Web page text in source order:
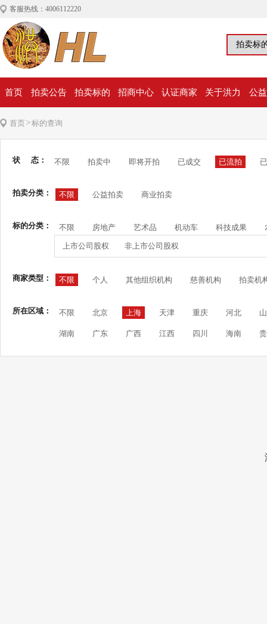
客服热线：4006112220
首页 拍卖公告 拍卖标的 招商中心 认证商家 关于洪力 公
首页>标的查询
状 态： 不限 拍卖中 即将开拍 已成交 已流拍
拍卖分类： 不限 公益拍卖 商业拍卖
标的分类： 不限 房地产 艺术品 机动车 科技成果
上市公司股权 非上市公司股权
商家类型： 不限 个人 其他组织机构 慈善机构 拍卖机
所在区域： 不限 北京 上海 天津 重庆 河北
湖南 广东 广西 江西 四川 海南